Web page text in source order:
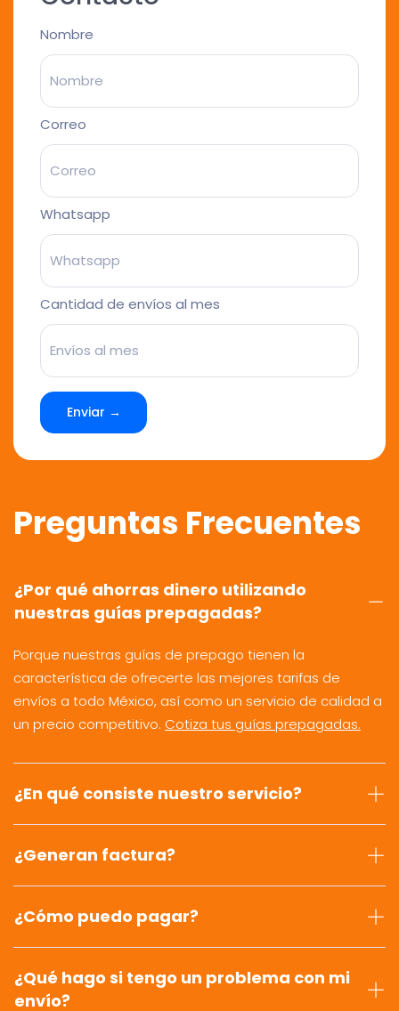
Nombre
Correo
Whatsapp
Cantidad de envíos al mes
Enviar →
Preguntas Frecuentes
¿Por qué ahorras dinero utilizando
nuestras guías prepagadas?
Porque nuestras guías de prepago tienen la
característica de ofrecerte las mejores tarifas de
envíos a todo México, así como un servicio de calidad a
un precio competitivo. Cotiza tus guías prepagadas.
¿En qué consiste nuestro servicio?
¿Generan factura?
¿Cómo puedo pagar?
¿Qué hago si tengo un problema con mi
envío?